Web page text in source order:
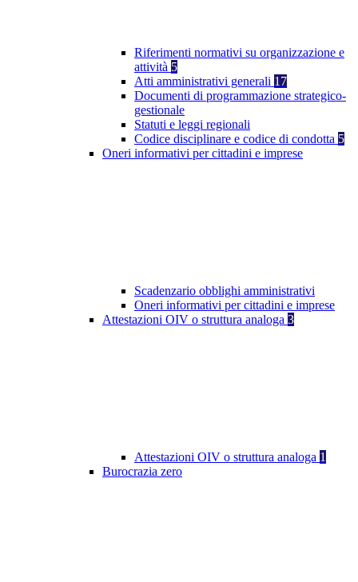
Riferimenti normativi su organizzazione e
attività 5
Atti amministrativi generali 17
Documenti di programmazione strategico-
gestionale
Statuti e leggi regionali
Codice disciplinare e codice di condotta 5
Oneri informativi per cittadini e imprese
Scadenzario obblighi amministrativi
Oneri informativi per cittadini e imprese
Attestazioni OIV o struttura analoga 3
Attestazioni OIV o struttura analoga 1
Burocrazia zero